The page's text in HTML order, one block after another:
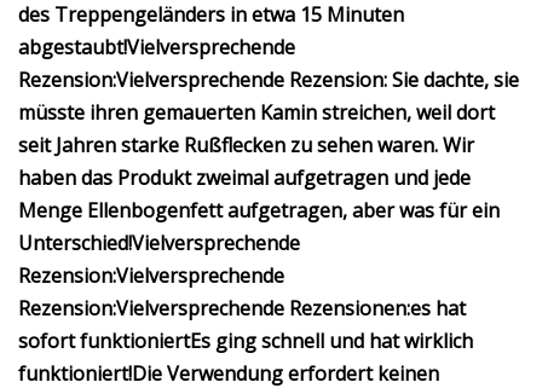
des Treppengeländers in etwa 15 Minuten
abgestaubt!Vielversprechende
Rezension:Vielversprechende Rezension:Sie dachte, sie
müsste ihren gemauerten Kamin streichen, weil dort
seit Jahren starke Rußflecken zu sehen waren. Wir
haben das Produkt zweimal aufgetragen und jede
Menge Ellenbogenfett aufgetragen, aber was für ein
Unterschied!Vielversprechende
Rezension:Vielversprechende
Rezension:Vielversprechende Rezensionen:es hat
sofort funktioniertEs ging schnell und hat wirklich
funktioniert!Die Verwendung erfordert keinen